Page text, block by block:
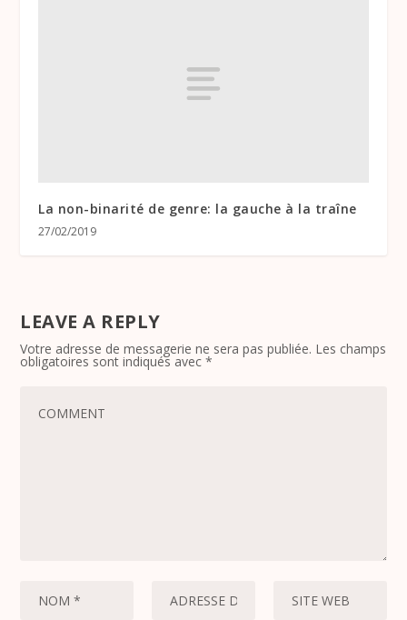
La non-binarité de genre: la gauche à la traîne
27/02/2019
LEAVE A REPLY
Votre adresse de messagerie ne sera pas publiée. Les champs
obligatoires sont indiqués avec*